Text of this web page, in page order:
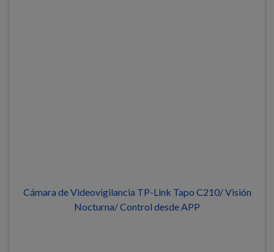
Cámara de Videovigilancia TP-Link Tapo C210/ Visión
Nocturna/ Control desde APP